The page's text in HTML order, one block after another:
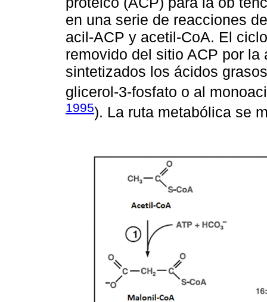
en una serie de reacciones
acil-ACP y acetil-CoA. El
removido del sitio ACP por
sintetizados los ácidos
glicerol-3-fosfato o al
1995). La ruta metabólica se